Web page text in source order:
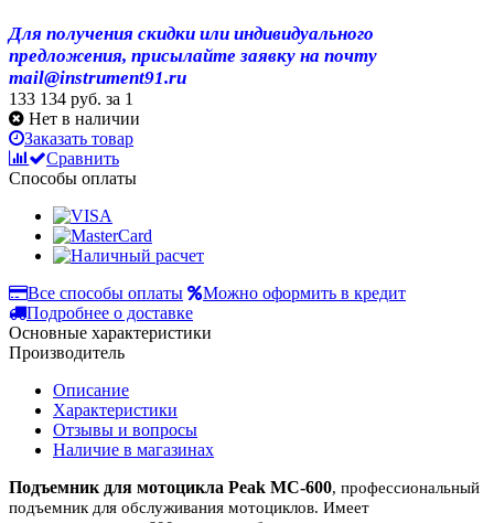
Для получения скидки или индивидуального
предложения, присылайте заявку на почту
mail@instrument91.ru
133 134 руб. за 1
Нет в наличии
Заказать товар
Сравнить
Способы оплаты
Все способы оплаты
Можно оформить в кредит
Подробнее о доставке
Основные характеристики
Производитель
Описание
Характеристики
Отзывы и вопросы
Наличие в магазинах
Подъемник для мотоцикла Peak MC-600, профессиональный
подъемник для обслуживания мотоциклов. Имеет